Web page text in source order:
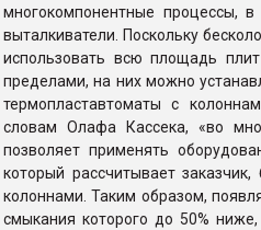
многокомпонентные процессы,
выталкиватели. Поскольку
использовать всю площадь
пределами, на них можно
термопластавтоматы с
словам Олафа Кассека, «во
позволяет применять
который рассчитывает
колоннами. Таким образом,
смыкания которого до 50%